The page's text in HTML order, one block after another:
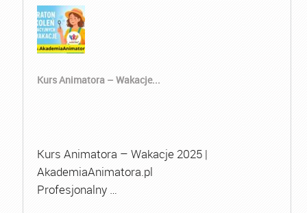
Kurs Animatora – Wakacje...
Kurs Animatora – Wakacje 2025 |
AkademiaAnimatora.pl
Profesjonalny …